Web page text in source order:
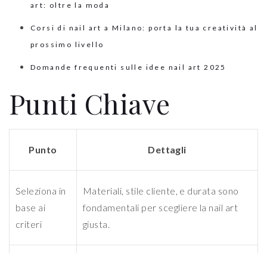
art: oltre la moda
Corsi di nail art a Milano: porta la tua creatività al
prossimo livello
Domande frequenti sulle idee nail art 2025
Punti Chiave
Punto Dettagli
Seleziona in
base ai
criteri
Materiali, stile cliente, e durata sono
fondamentali per scegliere la nail art
giusta.